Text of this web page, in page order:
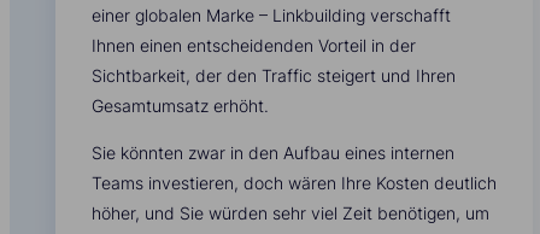
einer globalen Marke – Linkbuilding verschafft
Ihnen einen entscheidenden Vorteil in der
Sichtbarkeit, der den Traffic steigert und Ihren
Gesamtumsatz erhöht.
Sie könnten zwar in den Aufbau eines internen
Teams investieren, doch wären Ihre Kosten deutlich
höher, und Sie würden sehr viel Zeit benötigen, um